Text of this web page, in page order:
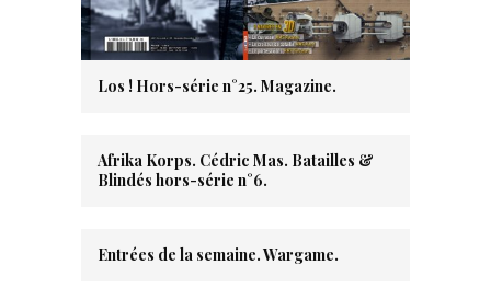
Los ! Hors-série n°25. Magazine.
Afrika Korps. Cédric Mas. Batailles &
Blindés hors-série n°6.
Entrées de la semaine. Wargame.